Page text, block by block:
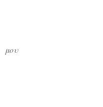
Παλαιά
Κόκκαλα
Λάβετε
Σταις
μου
Αφ’ το
Και το
Εις την